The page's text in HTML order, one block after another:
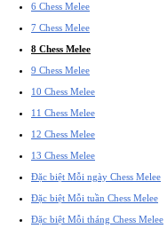
6 Chess Melee
7 Chess Melee
8 Chess Melee
9 Chess Melee
10 Chess Melee
11 Chess Melee
12 Chess Melee
13 Chess Melee
Đặc biệt Mỗi ngày Chess Melee
Đặc biệt Mỗi tuần Chess Melee
Đặc biệt Mỗi tháng Chess Melee